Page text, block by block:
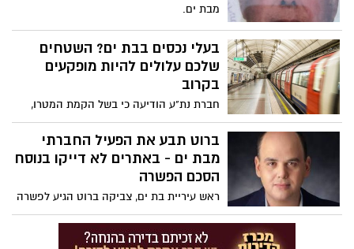
מבת ים.
בעלי נכסים בבת ים? השטחים
שלכם עלולים להיות מופקעים
בקרוב
חברת נת"ע הודיעה כי בשל הקמת המטרו,
יותר מ800 חלקות שונות צפויות להיות
מופקעות לטובת הבנייה. כ11 אלף תושבים
ובעלי נכסים צפויים לאבד את הנכס בשל
ההפקעה.
ברוט תבע את הפעיל החברתי
מבת ים - באתרים לא דייקו בנוסח
הסכם הפשרה
ראש עיריית בת ים, צביקה ברוט הגיע לפשרה
עם הפעיל החברתי מאיר בכר אותו תבע על
פרסומים שקריים. לפי הפשרה, בכר יתנצל
ויסיר את הפרסומים השקריים ובמידה וימשיך